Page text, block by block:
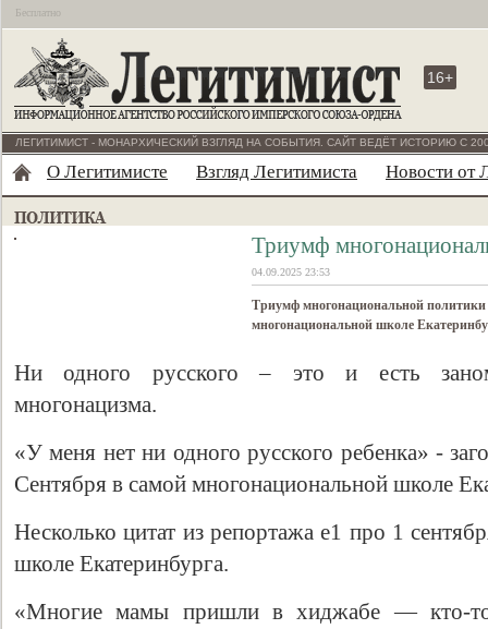
Бесплатно
16+
ЛЕГИТИМИСТ - МОНАРХИЧЕСКИЙ ВЗГЛЯД НА СОБЫТИЯ. САЙТ ВЕДЁТ ИСТОРИЮ С
О Легитимисте Взгляд Легитимиста Новости от
Триумф
04.09.2025 23:53
Триумф многонациональной политики
многонациональной школе
Ни одного русского – это и есть
многонацизма.
«У меня нет ни одного русского ребенка» -
Сентября в самой многонациональной школе
Несколько цитат из репортажа е1 про 1
школе Екатеринбурга.
«Многие мамы пришли в хиджабе — кто-